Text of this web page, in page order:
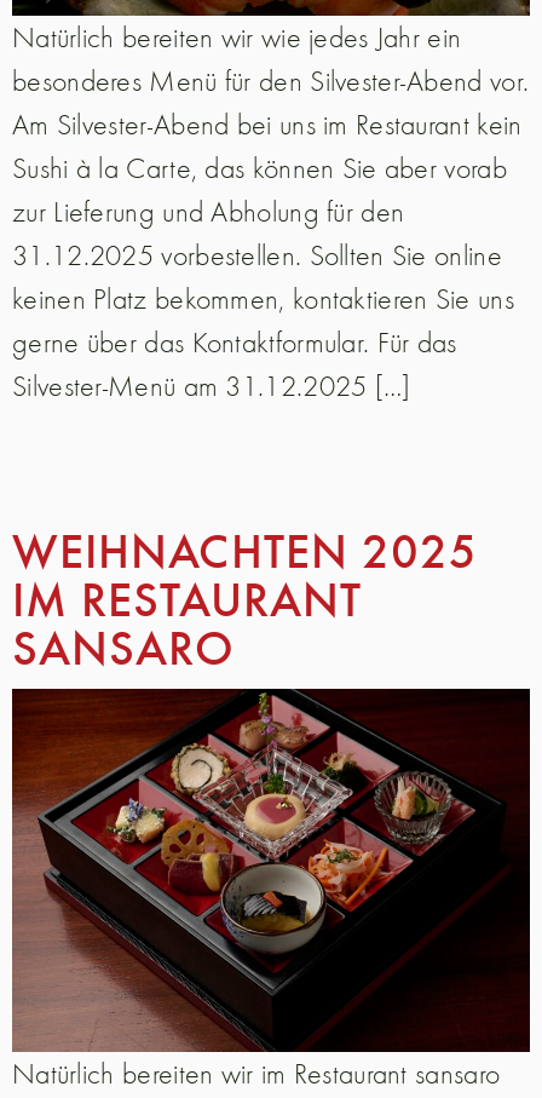
Natürlich bereiten wir wie jedes Jahr ein
besonderes Menü für den Silvester-Abend vor.
Am Silvester-Abend bei uns im Restaurant kein
Sushi à la Carte, das können Sie aber vorab
zur Lieferung und Abholung für den
31.12.2025 vorbestellen. Sollten Sie online
keinen Platz bekommen, kontaktieren Sie uns
gerne über das Kontaktformular. Für das
Silvester-Menü am 31.12.2025 […]
WEIHNACHTEN 2025
IM RESTAURANT
SANSARO
Natürlich bereiten wir im Restaurant sansaro